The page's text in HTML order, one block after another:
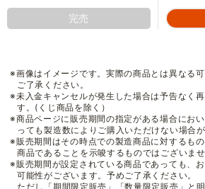
完売
※画像はイメージです。実際の商品とは異なる
ご了承ください。
※未入金キャンセルが発生した場合は予告なく
す。(くじ商品を除く）
※商品ページに販売期間の指定がある場合にお
っても製造数によりご購入いただけない場合が
※販売期間はその時点での製造商品に対するも
商品であることを示唆するものではございませ
※販売期間が設定されている商品であっても、
可能性がございます。予めご了承ください。
ただし「期間限定販売」「数量限定販売」と